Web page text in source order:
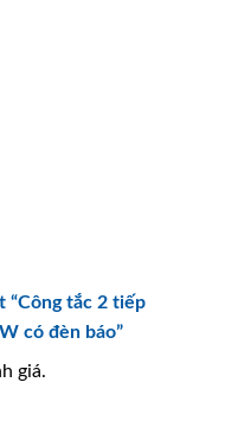
“Công tắc 2 tiếp
có đèn báo”
giá.